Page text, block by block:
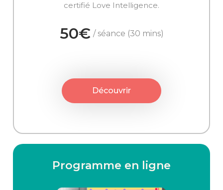
certifié Love Intelligence.
50€ / séance (30 mins)
Découvrir
Programme en ligne